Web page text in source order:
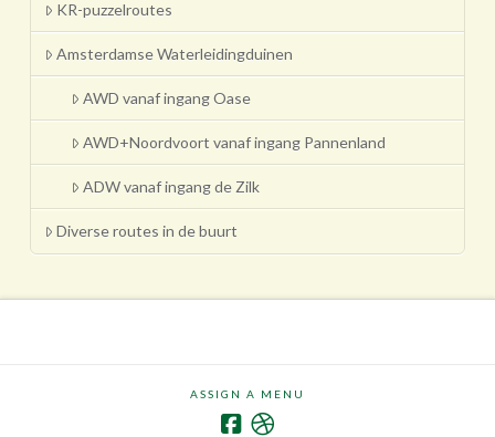
KR-puzzelroutes
Amsterdamse Waterleidingduinen
AWD vanaf ingang Oase
AWD+Noordvoort vanaf ingang Pannenland
ADW vanaf ingang de Zilk
Diverse routes in de buurt
ASSIGN A MENU